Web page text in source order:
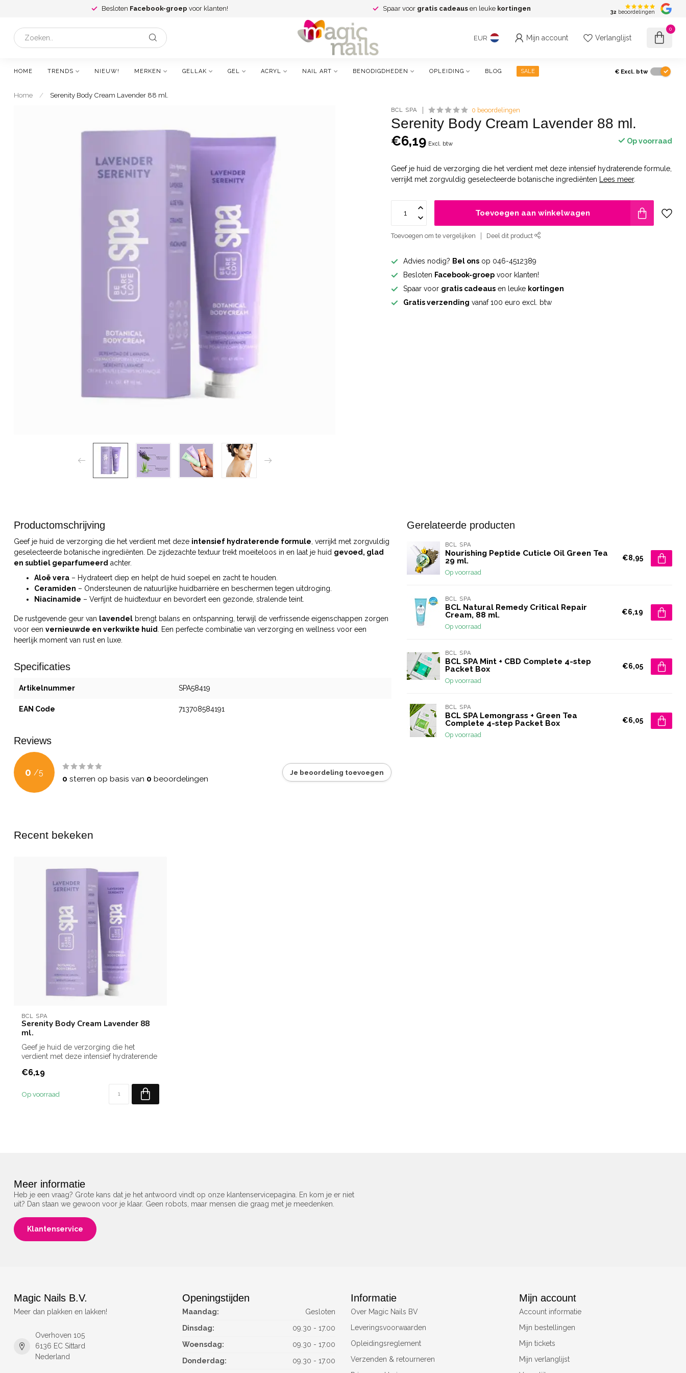
Besloten Facebook-groep voor klanten! Spaar voor gratis cadeaus en leuke kortingen 32 beoordelingen
EUR Mijn account Verlanglijst
0
HOME TRENDS NIEUW! MERKEN GELLAK GEL ACRYL NAIL ART BENODIGDHEDEN OPLEIDING BLOG SALE € Excl. btw
Home / Serenity Body Cream Lavender 88 ml.
BCL SPA 0 beoordelingen
Serenity Body Cream Lavender 88 ml.
€6,19 Excl. btw Op voorraad
Geef je huid de verzorging die het verdient met deze intensief hydraterende formule,
verrijkt met zorgvuldig geselecteerde botanische ingrediënten
Lees meer.
Toevoegen aan winkelwagen
Toevoegen om te vergelijken Deel dit product
Advies nodig? Bel ons op 046-4512389
Besloten Facebook-groep voor klanten!
Spaar voor gratis cadeaus en leuke kortingen
Gratis verzending vanaf 100 euro excl. btw
Productomschrijving
Geef je huid de verzorging die het verdient met deze intensief hydraterende formule , verrijkt met zorgvuldig
geselecteerde botanische ingrediënten. De zijdezachte textuur trekt moeiteloos in en laat je huid gevoed, glad
en subtiel geparfumeerd achter.
Aloë vera – Hydrateert diep en helpt de huid soepel en zacht te houden.
Ceramiden – Ondersteunen de natuurlijke huidbarrière en beschermen tegen uitdroging.
Niacinamide – Verfijnt de huidtextuur en bevordert een gezonde, stralende teint.
De rustgevende geur van lavendel brengt balans en ontspanning, terwijl de verfrissende eigenschappen zorgen
voor een vernieuwde en verkwikte huid. Een perfecte combinatie van verzorging en wellness voor een
heerlijk moment van rust en luxe.
Specificaties
Artikelnummer SPA58419
EAN Code 713708584191
Reviews
0 /5
0 sterren op basis van 0 beoordelingen
Je beoordeling toevoegen
Gerelateerde producten
BCL SPA
Nourishing Peptide Cuticle Oil Green Tea
29 ml.
Op voorraad
€8,95
BCL SPA
BCL Natural Remedy Critical Repair
Cream, 88 ml.
Op voorraad
€6,19
BCL SPA
BCL SPA Mint + CBD Complete 4-step
Packet Box
Op voorraad
€6,05
BCL SPA
BCL SPA Lemongrass + Green Tea
Complete 4-step Packet Box
Op voorraad
€6,05
Recent bekeken
BCL SPA
Serenity Body Cream Lavender 88
ml.
Geef je huid de verzorging die het
verdient met deze intensief hydraterende
€6,19
Op voorraad
Meer informatie
Heb je een vraag? Grote kans dat je het antwoord vindt op onze klantenservicepagina. En kom je er niet
uit? Dan staan we gewoon voor je klaar. Geen robots, maar mensen die graag met je meedenken.
Klantenservice
Magic Nails B.V.
Meer dan plakken en lakken!
Overhoven 105
6136 EC Sittard
Nederland
Openingstijden
Maandag:
Gesloten
Dinsdag:
09.30 - 17.00
Woensdag:
09.30 - 17.00
Donderdag:
09.30 - 17.00
Informatie
Over Magic Nails BV
Leveringsvoorwaarden
Opleidingsreglement
Verzenden & retourneren
Mijn account
Account informatie
Mijn bestellingen
Mijn tickets
Mijn verlanglijst